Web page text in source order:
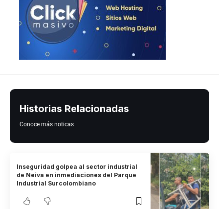
Historias Relacionadas
Conoce más noticas
Inseguridad golpea al sector industrial
de Neiva en inmediaciones del Parque
Industrial Surcolombiano